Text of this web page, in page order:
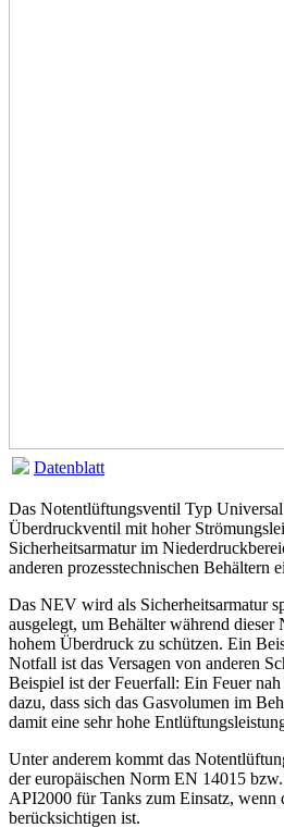
Datenblatt
Das Notentlüftungsventil Typ
Überdruckventil mit hoher
Sicherheitsarmatur im
anderen prozesstechnischen Behältern
Das NEV wird als Sicherheitsarmatur
ausgelegt, um Behälter während
hohem Überdruck zu schützen. Ein
Notfall ist das Versagen von anderen
Beispiel ist der Feuerfall: Ein Feuer
dazu, dass sich das Gasvolumen im
damit eine sehr hohe
Unter anderem kommt das
der europäischen Norm EN 14015
API2000 für Tanks zum Einsatz, wenn
berücksichtigen ist.